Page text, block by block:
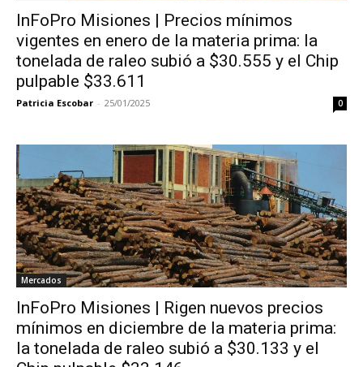
InFoPro Misiones | Precios mínimos
vigentes en enero de la materia prima: la
tonelada de raleo subió a $30.555 y el Chip
pulpable $33.611
Patricia Escobar - 25/01/2025 0
Mercados
InFoPro Misiones | Rigen nuevos precios
mínimos en diciembre de la materia prima:
la tonelada de raleo subió a $30.133 y el